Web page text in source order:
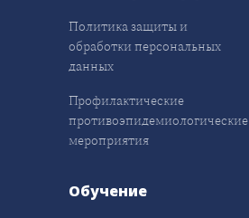
Политика защиты и
обработки персональных
данных
Профилактические
противоэпидемиологические
мероприятия
Обучение